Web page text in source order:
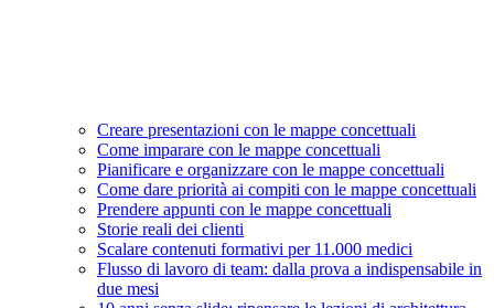
Creare presentazioni con le mappe concettuali
Come imparare con le mappe concettuali
Pianificare e organizzare con le mappe concettuali
Come dare priorità ai compiti con le mappe concettuali
Prendere appunti con le mappe concettuali
Storie reali dei clienti
Scalare contenuti formativi per 11.000 medici
Flusso di lavoro di team: dalla prova a indispensabile in
due mesi